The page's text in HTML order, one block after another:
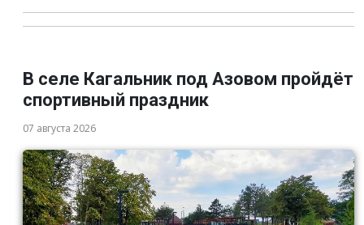
В селе Кагальник под Азовом пройдёт
спортивный праздник
07 августа 2026